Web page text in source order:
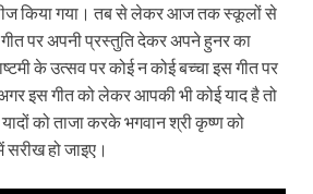
किया गया। तब से लेकर आज तक स्कूलों से
पर अपनी प्रस्तुति देकर अपने हुनर का
के उत्सव पर कोई न कोई बच्चा इस गीत पर
इस गीत को लेकर आपकी भी कोई याद है तो
को ताजा करके भगवान श्री कृष्ण को
हो जाइए।